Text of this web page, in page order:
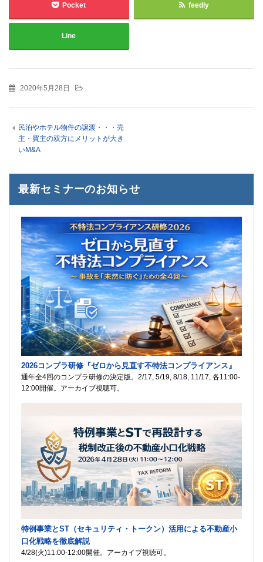
Pocket feedly
Line
2020年5月28日
民泊やホテル物件の譲渡・・・売
主・買主の双方にメリットが大き
いM&A
最新セミナーのお知らせ
2026コンプラ研修『ゼロから見直す不特法コンプライアンス』
通年全4回のコンプラ研修の決定版。2/17, 5/19, 8/18, 11/17, 各11:00-
12:00開催。アーカイブ視聴可。
特例事業とST（セキュリティ・トークン）活用による不動産小
口化戦略を徹底解説
4/28(火)11:00-12:00開催。アーカイブ視聴可。